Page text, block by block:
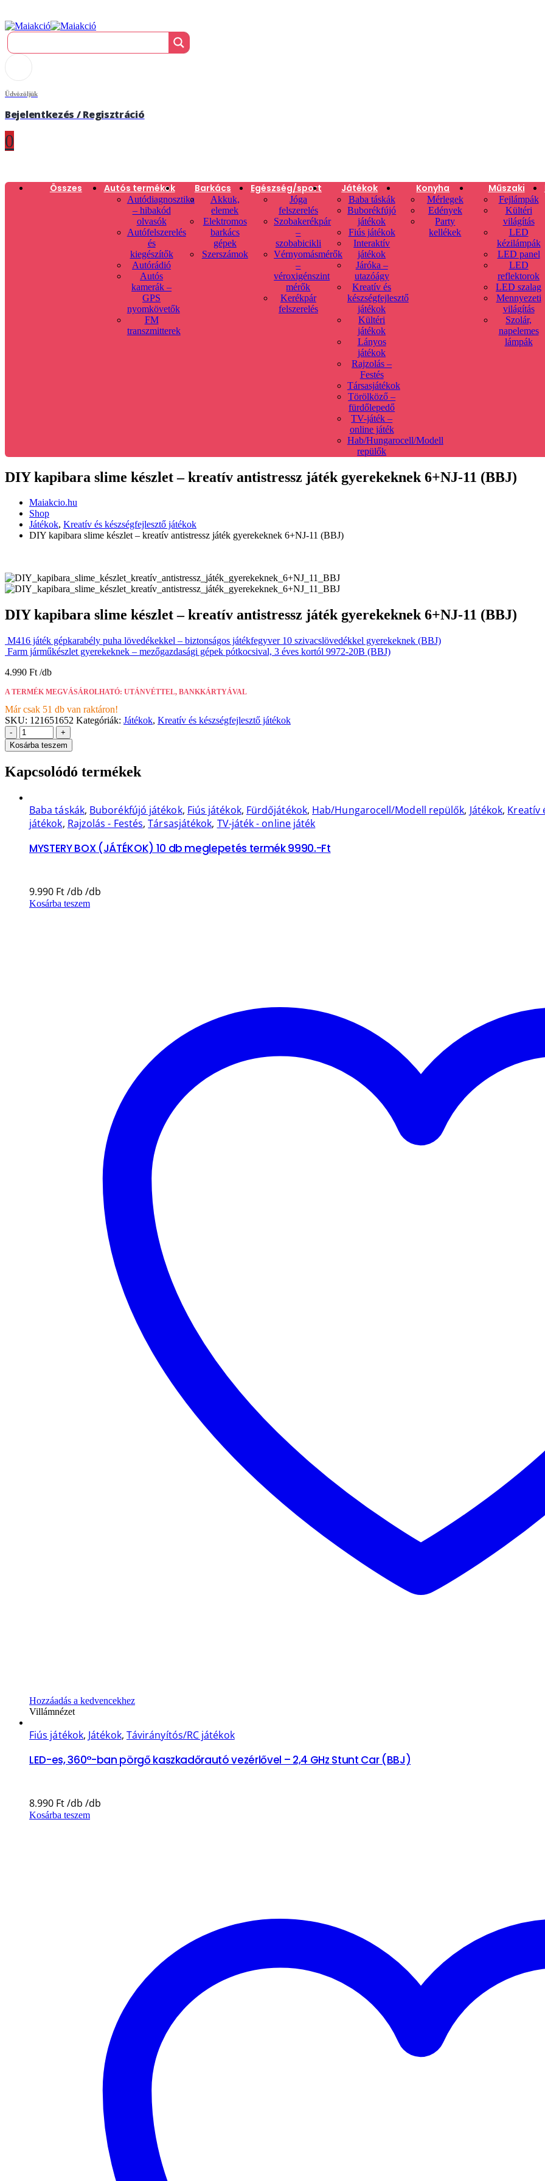
Üdvözöljük
Bejelentkezés / Regisztráció
0
Összes Autós termékek
Autódiagnosztika
– hibakód
olvasók
Autófelszerelés
és
kiegészítők
Autórádió
Autós
kamerák –
GPS
nyomkövetők
FM
transzmitterek
Barkács
Akkuk,
elemek
Elektromos
barkács
gépek
Szerszámok
Egészség/sport
Jóga
felszerelés
Szobakerékpár
–
szobabicikli
Vérnyomásmérők
–
véroxigénszint
mérők
Kerékpár
felszerelés
Játékok
Baba táskák
Buborékfújó
játékok
Fiús játékok
Interaktív
játékok
Járóka –
utazóágy
Kreatív és
készségfejlesztő
játékok
Kültéri
játékok
Lányos
játékok
Rajzolás –
Festés
Társasjátékok
Törölköző –
fürdőlepedő
TV-játék –
online játék
Hab/Hungarocell/Modell
repülők
Konyha
Mérlegek
Edények
Party
kellékek
Műszaki
Fejlámpák
Kültéri
világítás
LED
kézilámpák
LED panel
LED
reflektorok
LED szalag
Mennyezeti
világítás
Szolár,
napelemes
lámpák
DIY kapibara slime készlet – kreatív antistressz játék gyerekeknek 6+NJ-11 (BBJ)
Maiakcio.hu
Shop
Játékok, Kreatív és készségfejlesztő játékok
DIY kapibara slime készlet – kreatív antistressz játék gyerekeknek 6+NJ-11 (BBJ)
DIY kapibara slime készlet – kreatív antistressz játék gyerekeknek 6+NJ-11 (BBJ)
M416 játék gépkarabély puha lövedékekkel – biztonságos játékfegyver 10 szivacslövedékkel gyerekeknek (BBJ)
Farm járműkészlet gyerekeknek – mezőgazdasági gépek pótkocsival, 3 éves kortól 9972-20B (BBJ)
4.990 Ft
A TERMÉK MEGVÁSÁROLHATÓ: UTÁNVÉTTEL, BANKKÁRTYÁVAL
Már csak 51 db van raktáron!
SKU: 121651652 Kategóriák: Játékok, Kreatív és készségfejlesztő játékok
-
+
Kosárba teszem
Kapcsolódó termékek
Baba táskák, Buborékfújó játékok, Fiús játékok, Fürdőjátékok, Hab/Hungarocell/Modell repülők, Játékok, Kreatív
játékok, Rajzolás - Festés,Társasjátékok, TV-játék - online játék
MYSTERY BOX (JÁTÉKOK) 10 db meglepetés termék 9990.-Ft
9.990 Ft
Kosárba teszem
Hozzáadás a kedvencekhez
Villámnézet
Fiús játékok, Játékok, Távirányítós/RC játékok
LED-es, 360°-ban pörgő kaszkadőrautó vezérlővel – 2,4 GHz Stunt Car (BBJ)
8.990 Ft
Kosárba teszem